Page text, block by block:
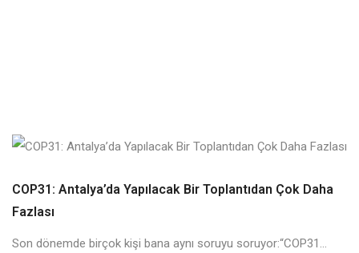
COP31: Antalya’da Yapılacak Bir Toplantıdan Çok Daha
Fazlası
Son dönemde birçok kişi bana aynı soruyu soruyor:“COP31...